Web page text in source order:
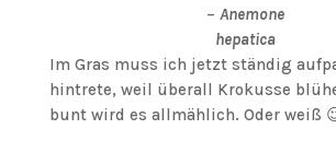
–Anemone
hepatica
Im Gras muss ich jetzt ständig
hintrete, weil überall Krokusse
bunt wird es allmählich. Oder weiß